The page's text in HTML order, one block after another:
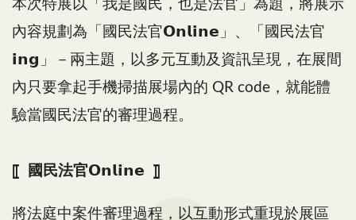
本次特展以「我是國民，也是法官」為題，將展示
內容規劃為「國民法官𝗢𝗻𝗹𝗶𝗻𝗲」、「國民法官
𝗶𝗻𝗴」－兩主題，以多元互動及資訊呈現，在展間
內只要拿起手機掃描展場內的 QR code，就能體
驗當國民法官的審理過程。
⟦ 國民法官𝗢𝗻𝗹𝗶𝗻𝗲 ⟧
將法庭中案件審理過程，以互動形式重現於展區